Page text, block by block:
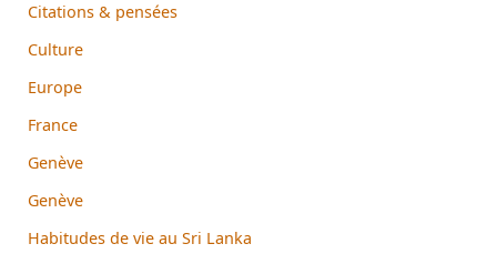
Citations & pensées
Culture
Europe
France
Genève
Genève
Habitudes de vie au Sri Lanka